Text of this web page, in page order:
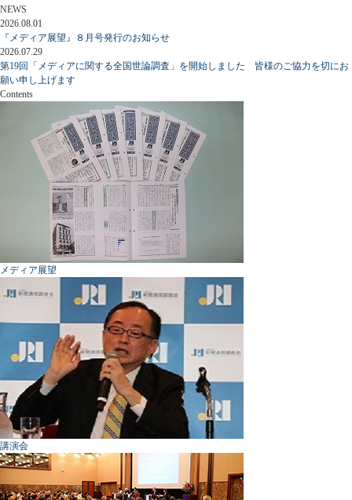
NEWS
2026.08.01
『メディア展望』８月号発行のお知らせ
2026.07.29
第19回「メディアに関する全国世論調査」を開始しました 皆様のご協力を切にお
願い申し上げます
Contents
メディア展望
講演会